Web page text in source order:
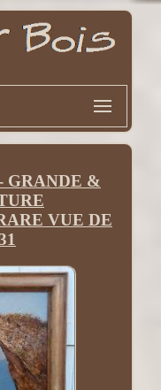
GRANDE &
VUE DE